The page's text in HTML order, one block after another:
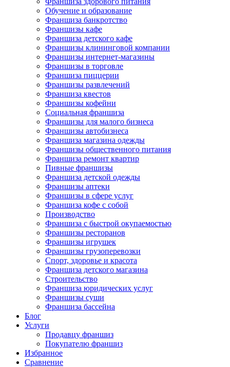
Обучение и образование
Франшиза банкротство
Франшизы кафе
Франшиза детского кафе
Франшизы клининговой компании
Франшизы интернет-магазины
Франшизы в торговле
Франшиза пиццерии
Франшизы развлечений
Франшиза квестов
Франшизы кофейни
Социальная франшиза
Франшизы для малого бизнеса
Франшизы автобизнеса
Франшиза магазина одежды
Франшизы общественного питания
Франшиза ремонт квартир
Пивные франшизы
Франшиза детской одежды
Франшизы аптеки
Франшизы в сфере услуг
Франшиза кофе с собой
Производство
Франшиза с быстрой окупаемостью
Франшизы ресторанов
Франшизы игрушек
Франшизы грузоперевозки
Спорт, здоровье и красота
Франшиза детского магазина
Строительство
Франшиза юридических услуг
Франшизы суши
Франшиза бассейна
Блог
Услуги
Продавцу франшиз
Покупателю франшиз
Избранное
Сравнение